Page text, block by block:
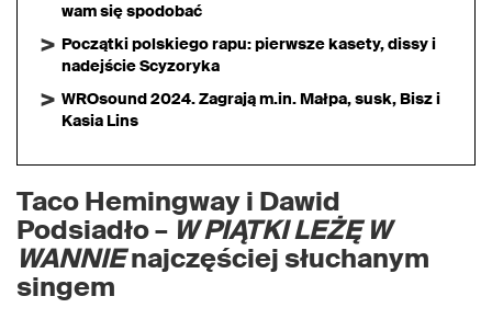
wam się spodobać
Początki polskiego rapu: pierwsze kasety, dissy i
nadejście Scyzoryka
WROsound 2024. Zagrają m.in. Małpa, susk, Bisz i
Kasia Lins
Taco Hemingway i Dawid
Podsiadło – W PIĄTKI LEŻĘ W
WANNIEnajczęściej słuchanym
singem